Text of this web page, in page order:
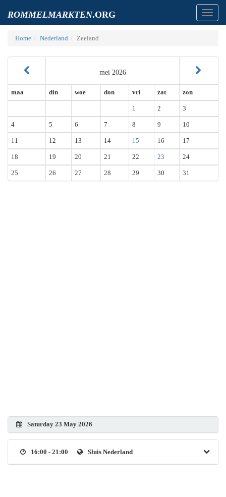
ROMMELMARKTEN.ORG
Home Nederland Zeeland
mei 2026
maa din woe don vri zat zon
1 2 3
4 5 6 7 8 9 10
11 12 13 14 15 16 17
18 19 20 21 22 23 24
25 26 27 28 29 30 31
Saturday 23 May 2026
16:00 - 21:00 Sluis Nederland